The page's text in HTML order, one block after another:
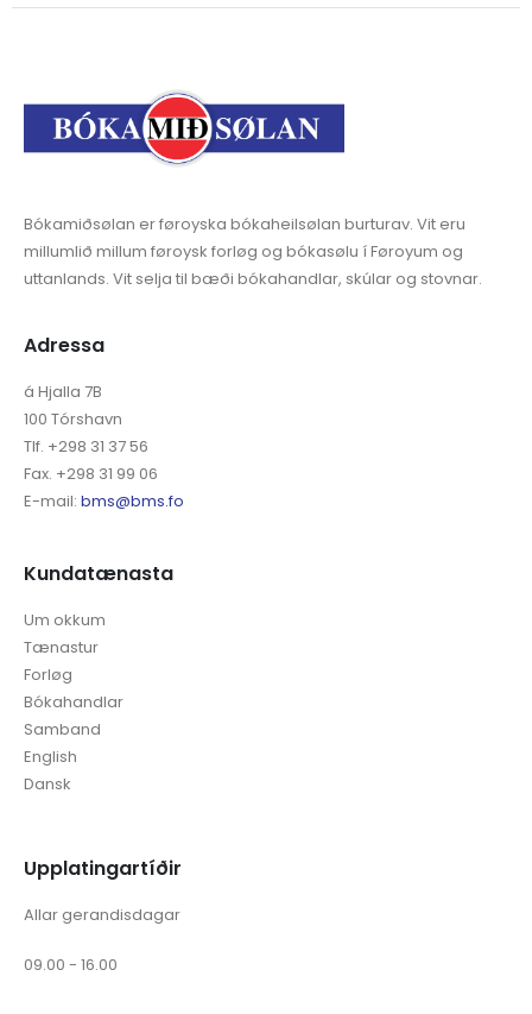
Bókamiðsølan er føroyska bókaheilsølan burturav. Vit eru
millumlið millum føroysk forløg og bókasølu í Føroyum og
uttanlands. Vit selja til bæði bókahandlar, skúlar og stovnar.
Adressa
á Hjalla 7B
100 Tórshavn
Tlf. +298 31 37 56
Fax. +298 31 99 06
E-mail: bms@bms.fo
Kundatænasta
Um okkum
Tænastur
Forløg
Bókahandlar
Samband
English
Dansk
Upplatingartíðir
Allar gerandisdagar
09.00 - 16.00